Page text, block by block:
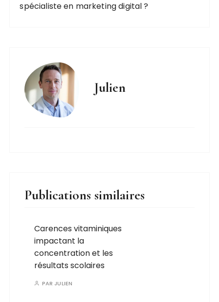
spécialiste en marketing digital ?
Julien
Publications similaires
Carences vitaminiques
impactant la
concentration et les
résultats scolaires
PAR JULIEN